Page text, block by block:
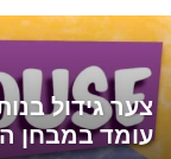
צער גידול
עומד במבחן